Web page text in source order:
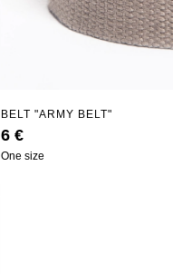
One size
BELT "ARMY BELT"
6 €